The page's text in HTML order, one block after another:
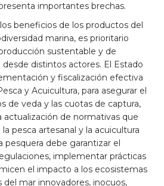
importantes brechas.
beneficios de los productos del
marina, es prioritario
sustentable y de
distintos actores. El Estado
y fiscalización efectiva
y Acuicultura, para asegurar el
de veda y las cuotas de captura,
actualización de normativas que
pesca artesanal y la acuicultura
pesquera debe garantizar el
implementar prácticas
el impacto a los ecosistemas
mar innovadores, inocuos,